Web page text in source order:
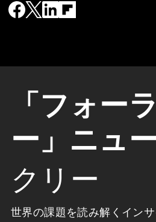
「フォー
ー」ニュ
クリー
世界の課題を読み解くイン